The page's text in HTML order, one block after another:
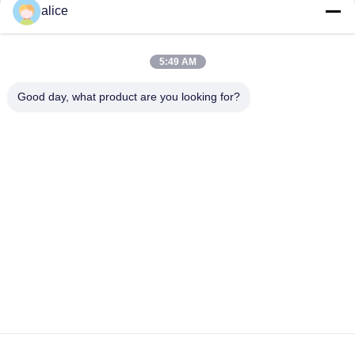
Contacto Rápido
Zona de Alta Tecnología, Ciudad de Zaozhuang, Shandong,
alice
5:49 AM
Good day, what product are you looking for?